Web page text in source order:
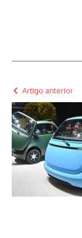
Artigo anterior